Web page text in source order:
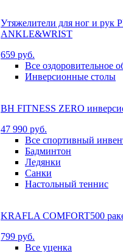
Утяжелители для ног и рук
ANKLE&WRIST
659 руб.
Все оздоровительное
Инверсионные столы
BH FITNESS ZERO
47 990 руб.
Все спортивный
Бадминтон
Ледянки
Санки
Настольный теннис
KRAFLA COMFORT500
799 руб.
Все уценка